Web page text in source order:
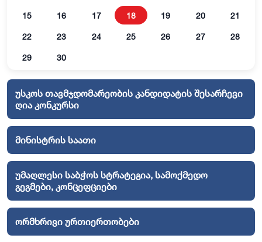
15 16 17 18 19 20 21
22 23 24 25 26 27 28
29 30
უსკოს თავმჯდომარეობის კანდიდატის შესარჩევი
ღია კონკურსი
მინისტრის საათი
უმაღლესი საბჭოს სტრატეგია, სამოქმედო
გეგმები, კონცეფციები
ორმხრივი ურთიერთობები